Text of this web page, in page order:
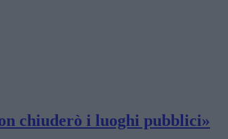
chiuderò i luoghi pubblici»